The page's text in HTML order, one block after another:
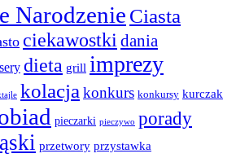
Narodzenie Ciasta
ciekawostki dania
dieta grill imprezy
kolacja konkurs konkursy kurczak
pieczarki pieczywo porady
przetwory przystawka